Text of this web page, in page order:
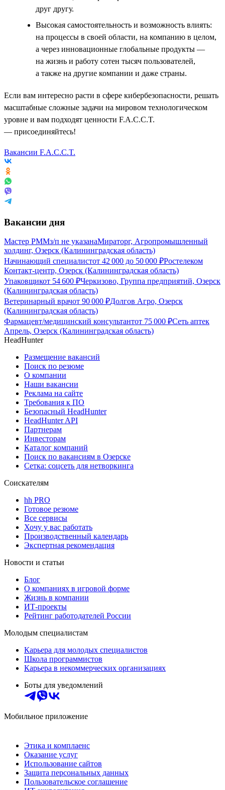
друг другу.
Высокая самостоятельность и возможность влиять:
на процессы в своей области, на компанию в целом,
а через инновационные глобальные продукты —
на жизнь и работу сотен тысяч пользователей,
а также на другие компании и даже страны.
Если вам интересно расти в сфере кибербезопасности, решать
масштабные сложные задачи на мировом технологическом
уровне и вам подходят ценности F.A.C.C.T.
— присоединяйтесь!
Вакансии F.A.C.C.T.
Вакансии дня
Мастер РММз/п не указанаМираторг, Агропромышленный
холдинг, Озерск (Калининградская область)
Начинающий специалистот 42 000 до 50 000 ₽Ростелеком
Контакт-центр, Озерск (Калининградская область)
Упаковщикот 54 600 ₽Черкизово, Группа предприятий, Озерск
(Калининградская область)
Ветеринарный врачот 90 000 ₽Долгов Агро, Озерск
(Калининградская область)
Фармацевт/медицинский консультантот 75 000 ₽Сеть аптек
Апрель, Озерск (Калининградская область)
HeadHunter
Размещение вакансий
Поиск по резюме
О компании
Наши вакансии
Реклама на сайте
Требования к ПО
Безопасный HeadHunter
HeadHunter API
Партнерам
Инвесторам
Каталог компаний
Поиск по вакансиям в Озерске
Сетка: соцсеть для нетворкинга
Соискателям
hh PRO
Готовое резюме
Все сервисы
Хочу у вас работать
Производственный календарь
Экспертная рекомендация
Новости и статьи
Блог
О компаниях в игровой форме
Жизнь в компании
ИТ-проекты
Рейтинг работодателей России
Молодым специалистам
Карьера для молодых специалистов
Школа программистов
Карьера в некоммерческих организациях
Боты для уведомлений
Мобильное приложение
Этика и комплаенс
Оказание услуг
Использование сайтов
Защита персональных данных
Пользовательское соглашение